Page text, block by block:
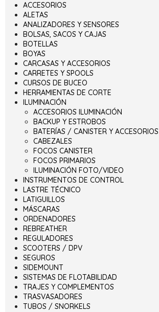
ACCESORIOS
ALETAS
ANALIZADORES Y SENSORES
BOLSAS, SACOS Y CAJAS
BOTELLAS
BOYAS
CARCASAS Y ACCESORIOS
CARRETES Y SPOOLS
CURSOS DE BUCEO
HERRAMIENTAS DE CORTE
ILUMINACIÓN
ACCESORIOS ILUMINACIÓN
BACKUP Y ESTROBOS
BATERÍAS / CANISTER Y ACCESORIOS
CABEZALES
FOCOS CANISTER
FOCOS PRIMARIOS
ILUMINACIÓN FOTO/VIDEO
INSTRUMENTOS DE CONTROL
LASTRE TÉCNICO
LATIGUILLOS
MÁSCARAS
ORDENADORES
REBREATHER
REGULADORES
SCOOTERS / DPV
SEGUROS
SIDEMOUNT
SISTEMAS DE FLOTABILIDAD
TRAJES Y COMPLEMENTOS
TRASVASADORES
TUBOS / SNORKELS